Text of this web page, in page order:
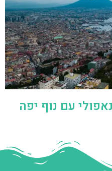
עם נוף יפה